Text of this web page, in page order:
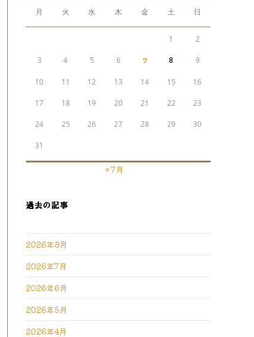
月 火 水 木 金 土 日
1 2
3 4 5 6 7 8 9
10 11 12 13 14 15 16
17 18 19 20 21 22 23
24 25 26 27 28 29 30
31
« 7月
過去の記事
2026年8月
2026年7月
2026年6月
2026年5月
2026年4月